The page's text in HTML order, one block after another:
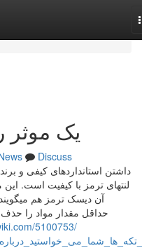
یک موثر
Discuss
داشتن استانداردهای کیفی و
لنتهای ترمز با کیفیت است.
آن دیسک ترمز هم
حداقل مقدار مواد را
5100753/